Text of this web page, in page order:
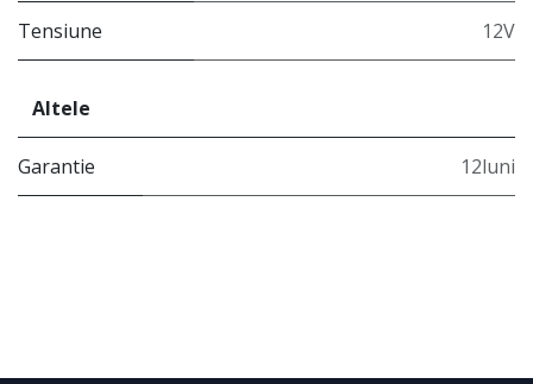
Tensiune 12V
Altele
Garantie 12luni